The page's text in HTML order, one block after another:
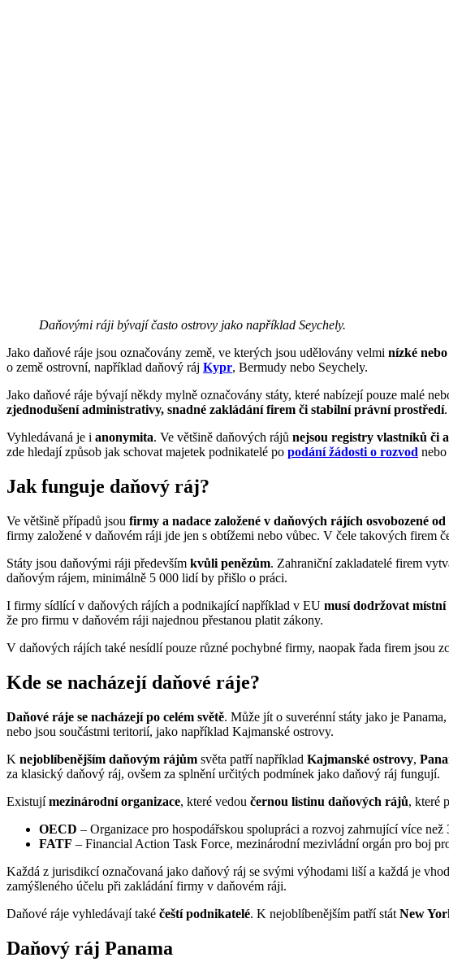
Daňovými ráji bývají často ostrovy jako například Seychely.
Jako daňové ráje jsou označovány země, ve kterých jsou udělovány velmi nízké
o země ostrovní, například daňový ráj Kypr, Bermudy nebo Seychely.
Jako daňové ráje bývají někdy mylně označovány státy, které nabízejí pouze malé
zjednodušení administrativy, snadné zakládání firem či stabilní právní prostředí
Vyhledávaná je i anonymita. Ve většině daňových rájů nejsou registry vlastníků či
zde hledají způsob jak schovat majetek podnikatelé po podání žádosti o rozvod
Jak funguje daňový ráj?
Ve většině případů jsou firmy a nadace založené v daňových rájích osvobozené
firmy založené v daňovém ráji jde jen s obtížemi nebo vůbec. V čele takových firem
Státy jsou daňovými ráji především kvůli penězům. Zahraniční zakladatelé firem
daňovým rájem, minimálně 5 000 lidí by přišlo o práci.
I firmy sídlící v daňových rájích a podnikající například v EU musí dodržovat místní
že pro firmu v daňovém ráji najednou přestanou platit zákony.
V daňových rájích také nesídlí pouze různé pochybné firmy, naopak řada firem jsou
Kde se nacházejí daňové ráje?
Daňové ráje se nacházejí po celém světě. Může jít o suverénní státy jako je
nebo jsou součástmi teritorií, jako například Kajmanské ostrovy.
K nejoblíbenějším daňovým rájům světa patří například Kajmanské ostrovy,
za klasický daňový ráj, ovšem za splnění určitých podmínek jako daňový ráj fungují.
Existujímezinárodní organizace, které vedou černou listinu daňových rájů, které
OECD – Organizace pro hospodářskou spolupráci a rozvoj zahrnující více
FATF – Financial Action Task Force, mezinárodní mezivládní orgán pro boj
Každá z jurisdikcí označovaná jako daňový ráj se svými výhodami liší a každá je
zamýšleného účelu při zakládání firmy v daňovém ráji.
Daňové ráje vyhledávají také čeští podnikatelé. K nejoblíbenějším patří stát New
Daňový ráj Panama